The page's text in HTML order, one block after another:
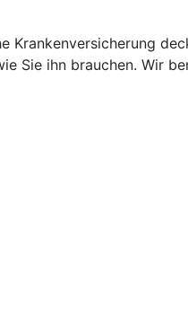
Krankenversicherung
Sie ihn brauchen. Wir